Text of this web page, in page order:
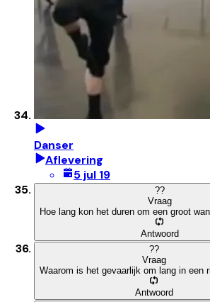
Danser
Aflevering
5 jul 19
??
Vraag
Hoe lang kon het duren om een groot
Antwoord
??
Vraag
Waarom is het gevaarlijk om lang in een
Antwoord